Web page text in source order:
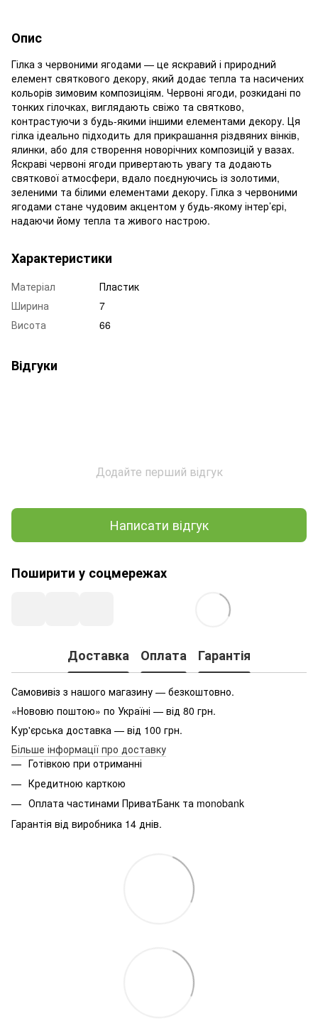
Опис
Гілка з червоними ягодами — це яскравий і природний
елемент святкового декору, який додає тепла та насичених
кольорів зимовим композиціям. Червоні ягоди, розкидані по
тонких гілочках, виглядають свіжо та святково,
контрастуючи з будь-якими іншими елементами декору. Ця
гілка ідеально підходить для прикрашання різдвяних вінків,
ялинки, або для створення новорічних композицій у вазах.
Яскраві червоні ягоди привертають увагу та додають
святкової атмосфери, вдало поєднуючись із золотими,
зеленими та білими елементами декору. Гілка з червоними
ягодами стане чудовим акцентом у будь-якому інтер’єрі,
надаючи йому тепла та живого настрою.
Характеристики
Матеріал
Пластик
Ширина
7
Висота
66
Відгуки
Додайте перший відгук
Написати відгук
Поширити у соцмережах
Доставка Оплата Гарантія
Самовивіз з нашого магазину — безкоштовно.
«Нововю поштою» по Україні — від 80 грн.
Кур'єрська доставка — від 100 грн.
Більше інформації про доставку
Готівкою при отриманні
Кредитною карткою
Оплата частинами ПриватБанк та monobank
Гарантія від виробника 14 днів.